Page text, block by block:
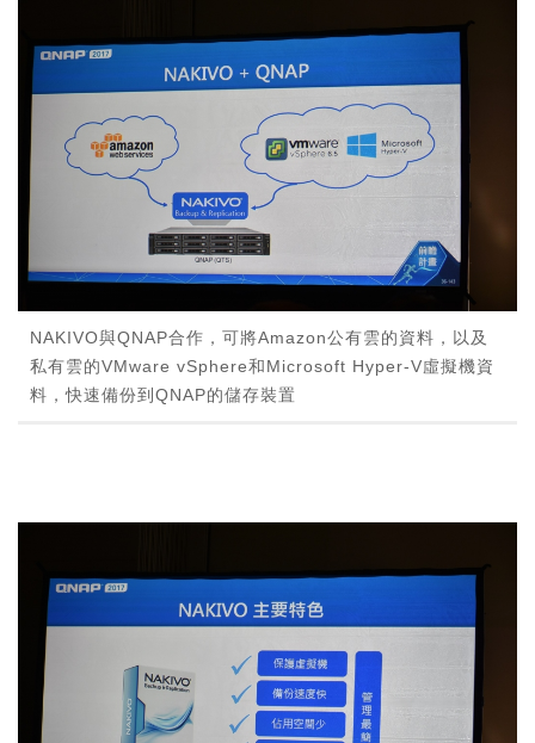
NAKIVO與QNAP合作，可將Amazon公有雲的資料，以及
私有雲的VMware vSphere和Microsoft Hyper-V虛擬機資
料，快速備份到QNAP的儲存裝置